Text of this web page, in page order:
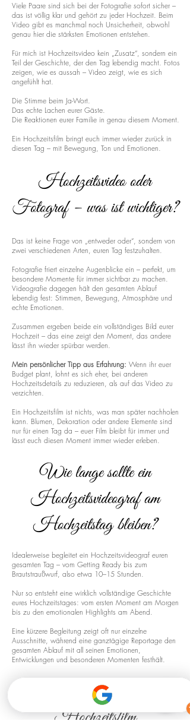
Viele Paare sind sich bei der Fotografie sofort sicher –
das ist völlig klar und gehört zu jeder Hochzeit. Beim
Video gibt es manchmal noch Unsicherheit, obwohl
genau hier die stärksten Emotionen entstehen.
Für mich ist Hochzeitsvideo kein „Zusatz“, sondern ein
Teil der Geschichte, der den Tag lebendig macht. Fotos
zeigen, wie es aussah – Video zeigt, wie es sich
angefühlt hat.
Die Stimme beim Ja-Wort.
Das echte Lachen eurer Gäste.
Die Reaktionen eurer Familie in genau diesem Moment.
Ein Hochzeitsfilm bringt euch immer wieder zurück in
diesen Tag – mit Bewegung, Ton und Emotionen.
Hochzeitsvideo oder
Fotograf – was ist wichtiger?
Das ist keine Frage von „entweder oder“, sondern von
zwei verschiedenen Arten, euren Tag festzuhalten.
Fotografie friert einzelne Augenblicke ein – perfekt, um
besondere Momente für immer sichtbar zu machen.
Videografie dagegen hält den gesamten Ablauf
lebendig fest: Stimmen, Bewegung, Atmosphäre und
echte Emotionen.
Zusammen ergeben beide ein vollständiges Bild eurer
Hochzeit – das eine zeigt den Moment, das andere
lässt ihn wieder spürbar werden.
Mein persönlicher Tipp aus Erfahrung: Wenn ihr euer
Budget plant, lohnt es sich eher, bei anderen
Hochzeitsdetails zu reduzieren, als auf das Video zu
verzichten.
Ein Hochzeitsfilm ist nichts, was man später nachholen
kann. Blumen, Dekoration oder andere Elemente sind
nur für einen Tag da – euer Film bleibt für immer und
lässt euch diesen Moment immer wieder erleben.
Wie lange sollte ein
Hochzeitsvideograf am
Hochzeitstag bleiben?
Idealerweise begleitet ein Hochzeitsvideograf euren
gesamten Tag – vom Getting Ready bis zum
Brautstraußwurf, also etwa 10–15 Stunden.
Nur so entsteht eine wirklich vollständige Geschichte
eures Hochzeitstages: vom ersten Moment am Morgen
bis zu den emotionalen Highlights am Abend.
Eine kürzere Begleitung zeigt oft nur einzelne
Ausschnitte, während eine ganztägige Reportage den
gesamten Ablauf mit all seinen Emotionen,
Entwicklungen und besonderen Momenten festhält.
Drohnenaufnahmen für euren